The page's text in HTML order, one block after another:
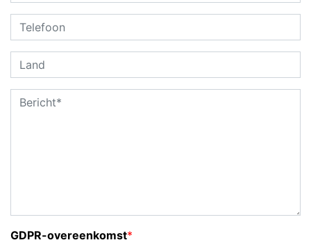
GDPR-overeenkomst*